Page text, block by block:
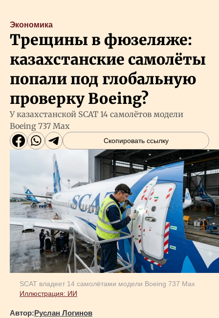
Экономика
Трещины в фюзеляже:
казахстанские самолёты
попали под глобальную
проверку Boeing?
У казахстанской SCAT 14 самолётов модели
Boeing 737 Max
Скопировать ссылку
SCAT владеет 14 самолётами модели Boeing 737 Max
Иллюстрация: ИИ
Автор:Руслан Логинов